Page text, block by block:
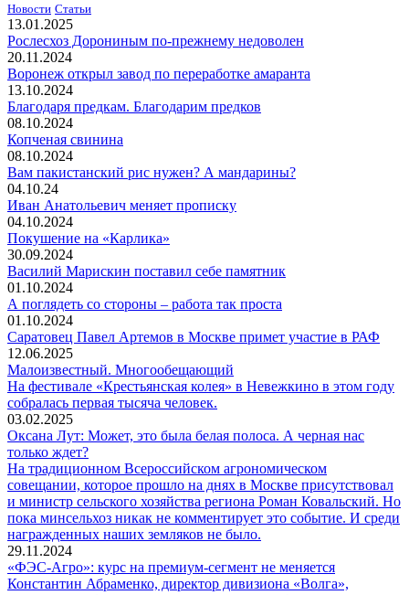
Новости Статьи
13.01.2025
Рослесхоз Дорониным по-прежнему недоволен
20.11.2024
Воронеж открыл завод по переработке амаранта
13.10.2024
Благодаря предкам. Благодарим предков
08.10.2024
Копченая свинина
08.10.2024
Вам пакистанский рис нужен? А мандарины?
04.10.24
Иван Анатольевич меняет прописку
04.10.2024
Покушение на «Карлика»
30.09.2024
Василий Марискин поставил себе памятник
01.10.2024
А поглядеть со стороны – работа так проста
01.10.2024
Саратовец Павел Артемов в Москве примет участие в РАФ
12.06.2025
Малоизвестный. Многообещающий
На фестивале «Крестьянская колея» в Невежкино в этом году
собралась первая тысяча человек.
03.02.2025
Оксана Лут: Может, это была белая полоса. А черная нас
только ждет?
На традиционном Всероссийском агрономическом
совещании, которое прошло на днях в Москве присутствовал
и министр сельского хозяйства региона Роман Ковальский. Но
пока минсельхоз никак не комментирует это событие. И среди
награжденных наших земляков не было.
29.11.2024
«ФЭС-Агро»: курс на премиум-сегмент не меняется
Константин Абраменко, директор дивизиона «Волга»,